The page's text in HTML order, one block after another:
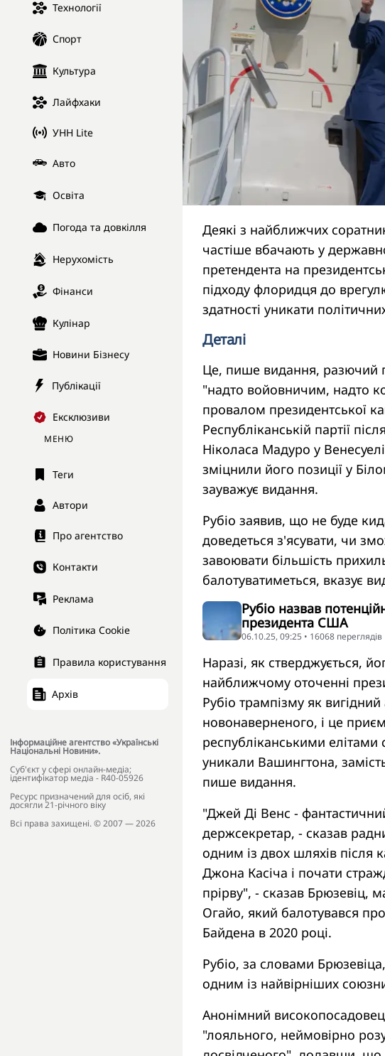
Технології
Спорт
Культура
Лайфхаки
УНН Lite
Авто
Освіта
Погода та довкілля
Нерухомість
Фінанси
Кулінар
Новини Бізнесу
Публікації
Ексклюзиви
МЕНЮ
Теги
Автори
Про агентство
Контакти
Реклама
Політика Cookie
Правила користування
Архів
Інформаційне агентство «Українські
Національні Новини».
Cуб'єкт у сфері онлайн-медіа;
ідентифікатор медіа - R40-05926
Ресурс призначений для осіб, які
досягли 21-річного віку
Всі права захищені. © 2007 — 2026
Деякі з найближчих
частіше вбачають у
претендента на
підходу флоридця до
здатності уникати
Деталі
Це, пише видання, разючий
"надто войовничим, надто
провалом президентської
Республіканській партії
Ніколаса Мадуро у
зміцнили його позиції у
зауважує видання.
Рубіо заявив, що не буде
доведеться з'ясувати, чи
завоювати більшість
балотуватиметься, вказує
Рубіо назвав
президента США
06.10.25, 09:25 • 16068 переглядiв
Наразі, як стверджується,
найближчому оточенні
Рубіо трампізму як
новонаверненого, і це
республіканськими елітами
уникали Вашингтона,
пише видання.
"Джей Ді Венс -
держсекретар, - сказав
одним із двох шляхів після
Джона Касіча і почати
прірву", - сказав Брюзевіц,
Огайо, який балотувався
Байдена в 2020 році.
Рубіо, за словами
одним із найвірніших
Анонімний
"лояльного, неймовірно